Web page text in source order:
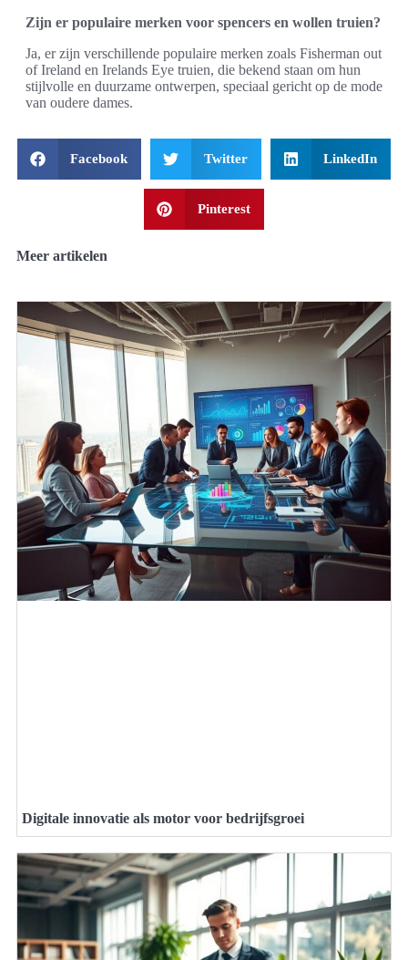
Zijn er populaire merken voor spencers en wollen truien?
Ja, er zijn verschillende populaire merken zoals Fisherman out
of Ireland en Irelands Eye truien, die bekend staan om hun
stijlvolle en duurzame ontwerpen, speciaal gericht op de mode
van oudere dames.
Facebook Twitter LinkedIn
Pinterest
Meer artikelen
Digitale innovatie als motor voor bedrijfsgroei